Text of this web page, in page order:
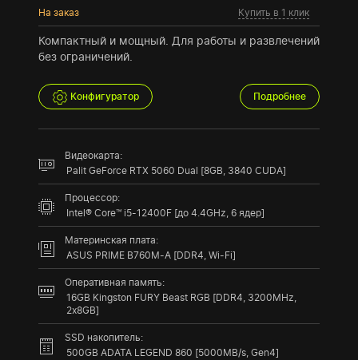
На заказ Купить в 1 клик
Компактный и мощный. Для работы и развлечений
без ограничений.
Конфигуратор Подробнее
Видеокарта:
Palit GeForce RTX 5060 Dual [8GB, 3840 CUDA]
Процессор:
Intel® Core™ i5-12400F [до 4.4GHz, 6 ядер]
Материнская плата:
ASUS PRIME B760M-A [DDR4, Wi-Fi]
Оперативная память:
16GB Kingston FURY Beast RGB [DDR4, 3200MHz,
2x8GB]
SSD накопитель:
500GB ADATA LEGEND 860 [5000MB/s, Gen4]